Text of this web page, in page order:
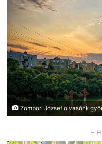
Zombori József olvasónk
-